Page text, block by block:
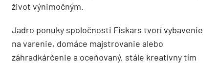
život výnimočným.
Jadro ponuky spoločnosti Fiskars tvorí vybavenie
na varenie, domáce majstrovanie alebo
záhradkárčenie a oceňovaný, stále kreatívny tím